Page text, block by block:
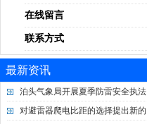
在线留言
联系方式
最新资讯
泊头气象局开展夏季防雷安全执法
对避雷器爬电比距的选择提出新的